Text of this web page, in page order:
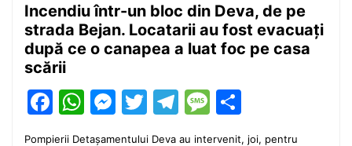
Incendiu într-un bloc din Deva, de pe
strada Bejan. Locatarii au fost evacuați
după ce o canapea a luat foc pe casa
scării
Facebook
WhatsApp
Messenger
Twitter
Telegram
Message
Pompierii Detașamentului Deva au intervenit, joi, pentru